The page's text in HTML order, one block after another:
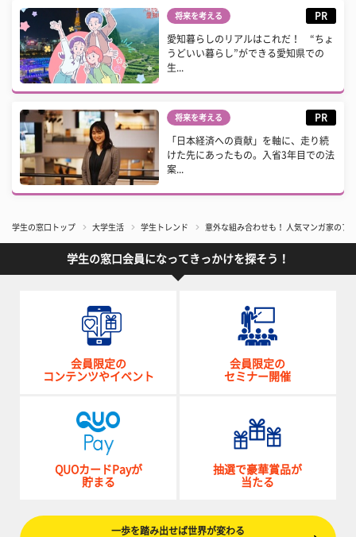
将来を考える PR
愛知暮らしのリアルはこれだ！ “ちょ
うどいい暮らし”ができる愛知県での
生...
将来を考える PR
「日本経済への貢献」を軸に、走り続
けた先にあったもの。入省3年目での法
案...
学生の窓口トップ 大学生活 学生トレンド 意外な組み合わせも！ 人気マンガ家のア
学生の窓口会員になってきっかけを探そう！
会員限定の
コンテンツやイベント
会員限定の
セミナー開催
QUOカードPayが
貯まる
抽選で豪華賞品が
当たる
一歩を踏み出せば世界が変わる